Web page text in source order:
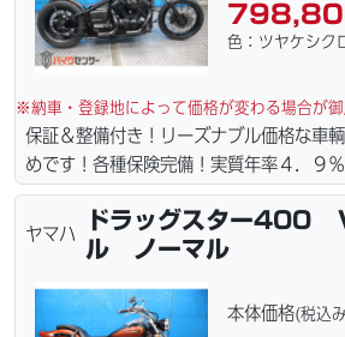
色：ツヤケシク
※納車・登録地によって価格が変わる場合が御
保証＆整備付き！リーズナブル価格な車
めです！各種保険完備！実質年率４．９
６．５％）お支払い総額に車検２年含ま
入可能！全国どこでも１万円〜4.5万円
（離島の場合は港止めになります）ｗｅ
メールにて送ってますので何なりとお申
ヤマハ
ドラッグスター400
ル ノーマル
本体価格(税込